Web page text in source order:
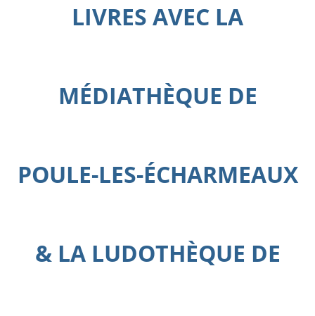
LIVRES AVEC LA
MÉDIATHÈQUE DE
POULE-LES-ÉCHARMEAUX
& LA LUDOTHÈQUE DE